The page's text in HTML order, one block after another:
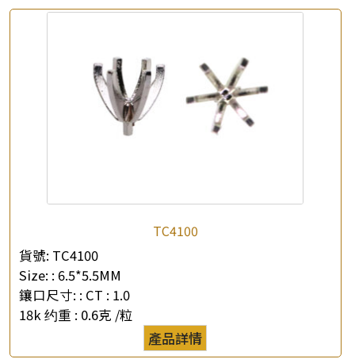
TC4100
貨號: TC4100
Size: : 6.5*5.5MM
鑲口尺寸: : CT : 1.0
18k 约重 : 0.6克 /粒
產品詳情